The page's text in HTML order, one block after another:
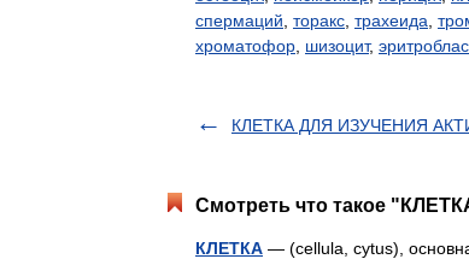
спермаций торакс трахеида
хроматофор шизоцит,
КЛЕТКА ДЛЯ ИЗУЧЕНИЯ
Смотреть что такое
КЛЕТКА — (cellula, cytus),